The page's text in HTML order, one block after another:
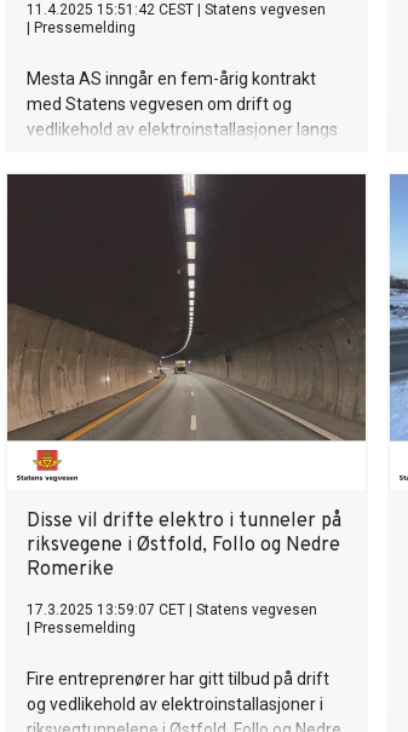
11.4.2025 15:51:42 CEST
Statens vegvesen
Pressemelding
Mesta AS inngår en fem-årig kontrakt
med Statens vegvesen om drift og
vedlikehold av elektroinstallasjoner langs
Øvre Romerike.
Disse vil drifte elektro i tunneler på
riksvegene i Østfold, Follo og Nedre
Romerike
17.3.2025 13:59:07 CET
Statens vegvesen
Pressemelding
Fire entreprenører har gitt tilbud på drift
og vedlikehold av elektroinstallasjoner i